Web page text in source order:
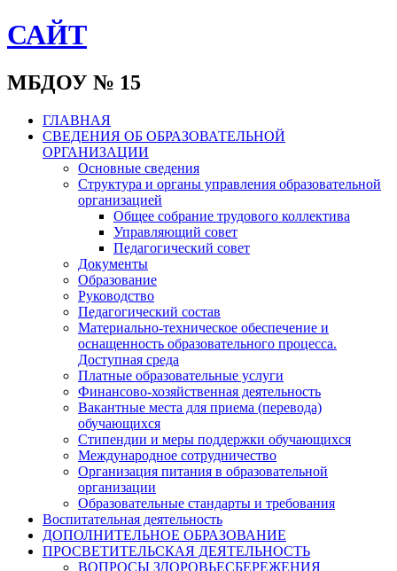
САЙТ
МБДОУ № 15
ГЛАВНАЯ
СВЕДЕНИЯ ОБ ОБРАЗОВАТЕЛЬНОЙ
ОРГАНИЗАЦИИ
Основные сведения
Структура и органы управления образовательной
организацией
Общее собрание трудового коллектива
Управляющий совет
Педагогический совет
Документы
Образование
Руководство
Педагогический состав
Материально-техническое обеспечение и
оснащенность образовательного процесса.
Доступная среда
Платные образовательные услуги
Финансово-хозяйственная деятельность
Вакантные места для приема (перевода)
обучающихся
Стипендии и меры поддержки обучающихся
Международное сотрудничество
Организация питания в образовательной
организации
Образовательные стандарты и требования
Воспитательная деятельность
ДОПОЛНИТЕЛЬНОЕ ОБРАЗОВАНИЕ
ПРОСВЕТИТЕЛЬСКАЯ ДЕЯТЕЛЬНОСТЬ
ВОПРОСЫ ЗДОРОВЬЕСБЕРЕЖЕНИЯ